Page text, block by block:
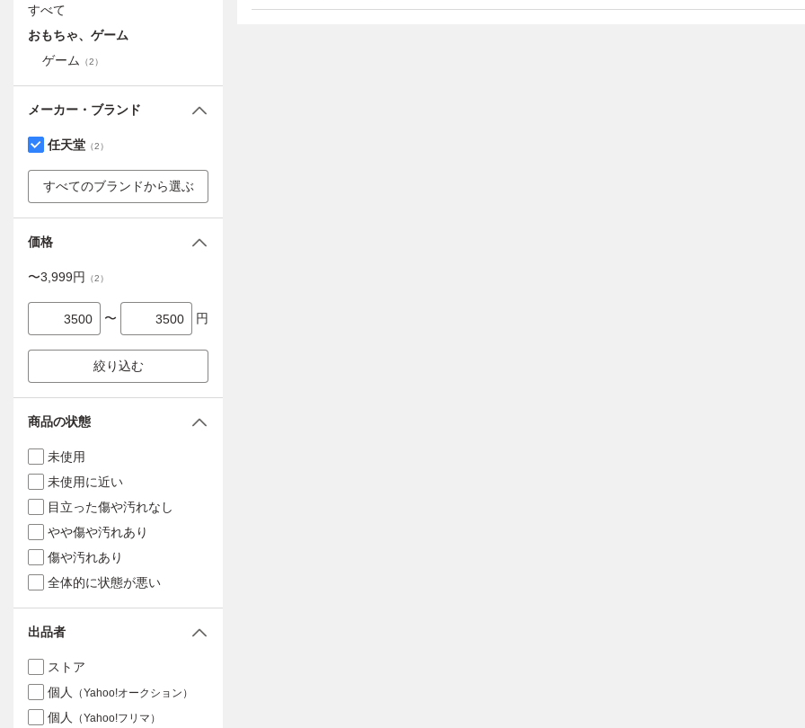
すべて
おもちゃ、ゲーム
ゲーム
（2）
メーカー・ブランド
任天堂 （2）
すべてのブランドから選ぶ
価格
〜3,999円 （2）
〜 円
絞り込む
商品の状態
未使用
未使用に近い
目立った傷や汚れなし
やや傷や汚れあり
傷や汚れあり
全体的に状態が悪い
出品者
ストア
個人
（Yahoo!オークション）
個人 （Yahoo!フリマ）